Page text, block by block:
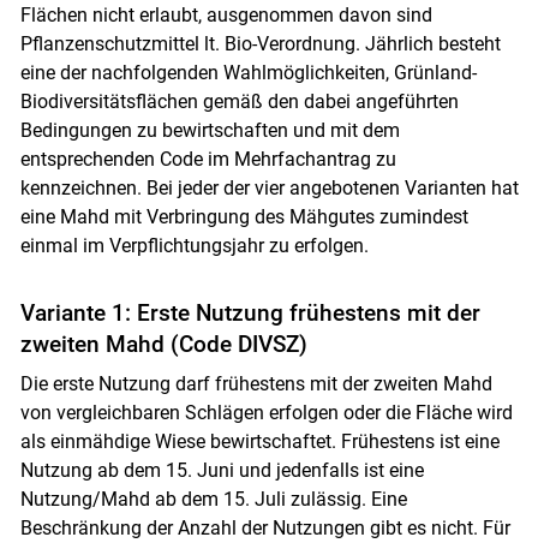
Flächen nicht erlaubt, ausgenommen davon sind
Pflanzenschutzmittel lt. Bio-Verordnung. Jährlich besteht
eine der nachfolgenden Wahlmöglichkeiten, Grünland-
Biodiversitätsflächen gemäß den dabei angeführten
Bedingungen zu bewirtschaften und mit dem
entsprechenden Code im Mehrfachantrag zu
kennzeichnen. Bei jeder der vier angebotenen Varianten hat
eine Mahd mit Verbringung des Mähgutes zumindest
einmal im Verpflichtungsjahr zu erfolgen.
Variante 1: Erste Nutzung frühestens mit der
zweiten Mahd (Code DIVSZ)
Die erste Nutzung darf frühestens mit der zweiten Mahd
von vergleichbaren Schlägen erfolgen oder die Fläche wird
als einmähdige Wiese bewirtschaftet. Frühestens ist eine
Nutzung ab dem 15. Juni und jedenfalls ist eine
Nutzung/Mahd ab dem 15. Juli zulässig. Eine
Beschränkung der Anzahl der Nutzungen gibt es nicht. Für